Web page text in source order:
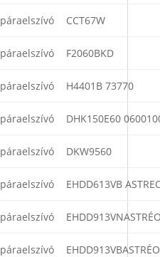
páraelszívó CCT67W
páraelszívó F2060BKD
páraelszívó H4401B 73770
páraelszívó DHK150E60
páraelszívó DKW9560
páraelszívó EHDD613VB
páraelszívó
páraelszívó